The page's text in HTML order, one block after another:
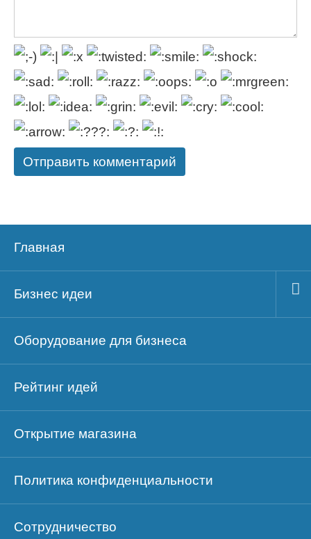
Главная
Бизнес идеи
Оборудование для бизнеса
Рейтинг идей
Открытие магазина
Политика конфиденциальности
Сотрудничество